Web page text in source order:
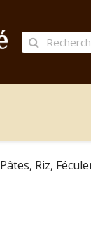
Pâtes, Riz,